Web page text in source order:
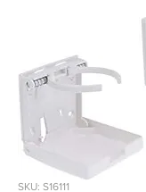
SKU: S16111